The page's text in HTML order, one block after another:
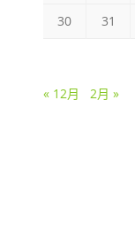
30 31
« 12月 2月 »